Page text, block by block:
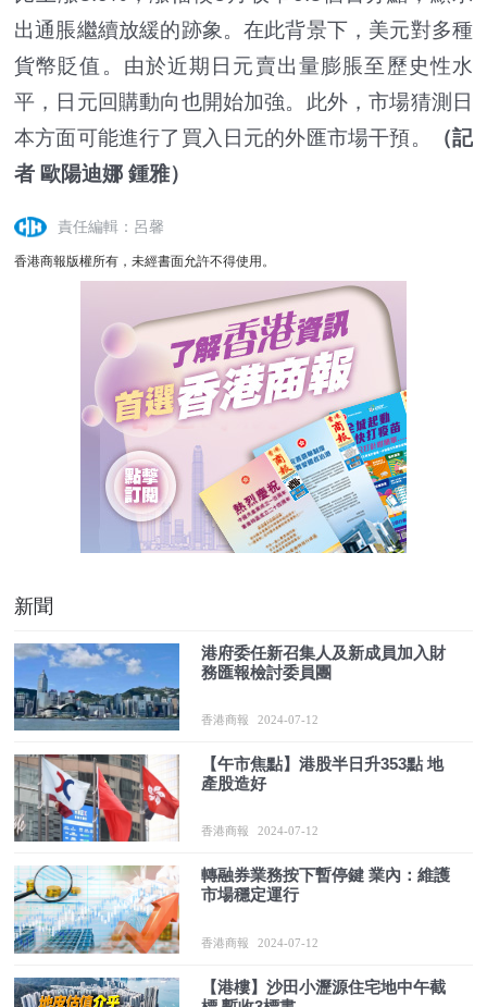
出通脹繼續放緩的跡象。在此背景下，美元對多種
貨幣貶值。由於近期日元賣出量膨脹至歷史性水
平，日元回購動向也開始加強。此外，市場猜測日
本方面可能進行了買入日元的外匯市場干預。
（記
者 歐陽迪娜 鍾雅）
責任編輯：呂馨
香港商報版權所有，未經書面允許不得使用。
新聞
港府委任新召集人及新成員加入財
務匯報檢討委員團
香港商報 2024-07-12
​【午市焦點】港股半日升353點 地
產股造好
香港商報 2024-07-12
轉融券業務按下暫停鍵 業內：維護
市場穩定運行
香港商報 2024-07-12
【港樓】沙田小瀝源住宅地中午截